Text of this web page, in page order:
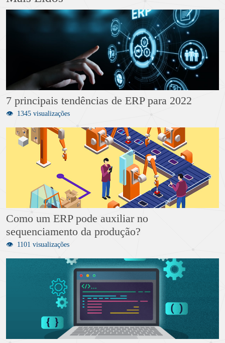
7 principais tendências de ERP para 2022
1345 visualizações
Como um ERP pode auxiliar no
sequenciamento da produção?
1101 visualizações